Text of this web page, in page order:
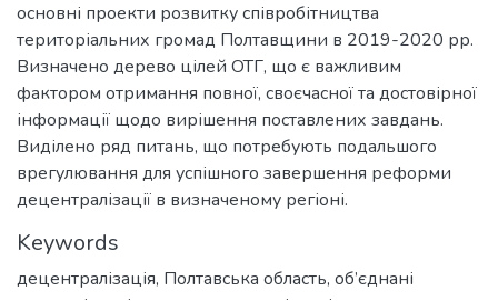
основні проекти розвитку співробітництва
територіальних громад Полтавщини в 2019-2020 рр.
Визначено дерево цілей ОТГ, що є важливим
фактором отримання повної, своєчасної та достовірної
інформації щодо вирішення поставлених завдань.
Виділено ряд питань, що потребують подальшого
врегулювання для успішного завершення реформи
децентралізації в визначеному регіоні.
Keywords
децентралізація, Полтавська область, об’єднані